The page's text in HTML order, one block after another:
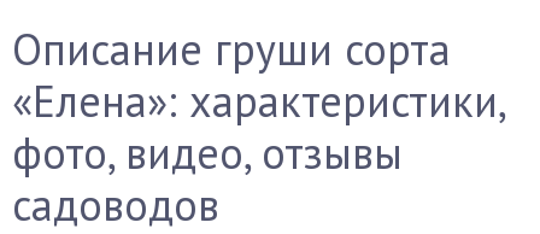
Описание груши сорта
«Елена»: характеристики,
фото, видео, отзывы
садоводов